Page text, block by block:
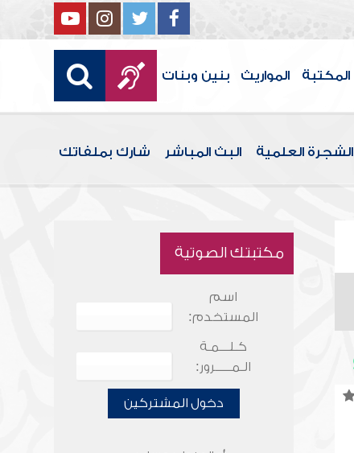
المكتبة المواريث بنين وبنات
الشجرة العلمية البث المباشر شارك بملفاتك
مكتبتك الصوتية
اسم
المستخدم:
كـلـــمـة
الـمـــــرور:
دخول المشتركين